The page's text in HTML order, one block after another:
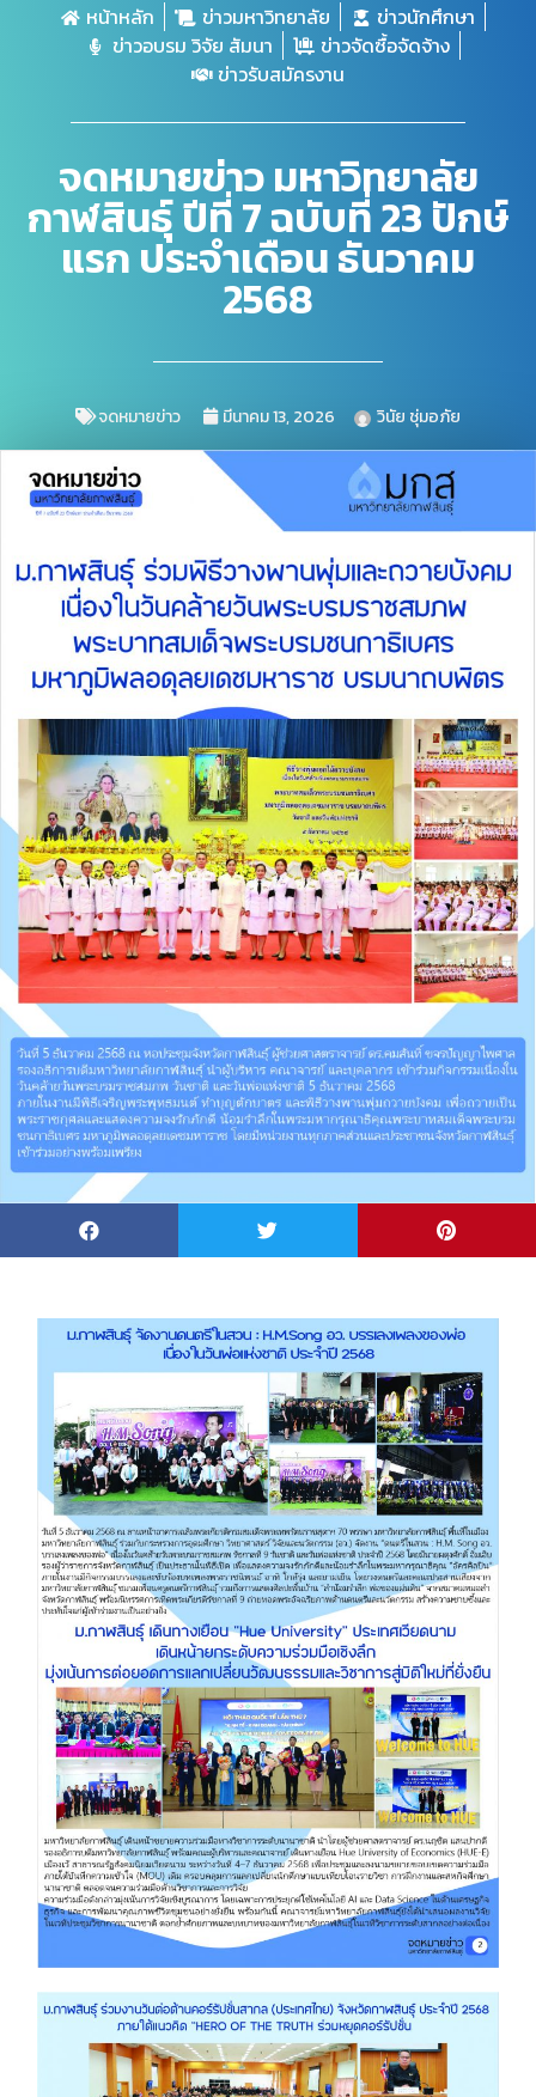
หน้าหลัก ข่าวมหาวิทยาลัย
ข่าวนักศึกษา
ข่าวอบรม วิจัย สัมนา
ข่าวจัดซื้อจัดจ้าง
ข่าวรับสมัครงาน
จดหมายข่าว มหาวิทยาลัย
กาฬสินธุ์ ปีที่ 7 ฉบับที่ 23 ปักษ์
แรก ประจำเดือน ธันวาคม
2568
จดหมายข่าว มีนาคม 13, 2026 วินัย ชุ่มอภัย